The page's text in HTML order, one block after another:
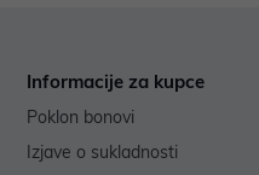
Informacije za kupce
Poklon bonovi
Izjave o sukladnosti